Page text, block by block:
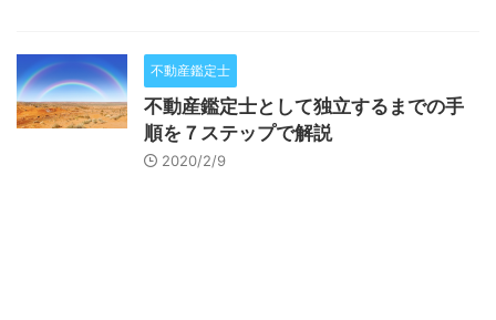
不動産鑑定士
不動産鑑定士として独立するまでの手
順を７ステップで解説
2020/2/9